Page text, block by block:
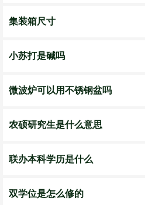
集装箱尺寸
小苏打是碱吗
微波炉可以用不锈钢盆吗
农硕研究生是什么意思
联办本科学历是什么
双学位是怎么修的